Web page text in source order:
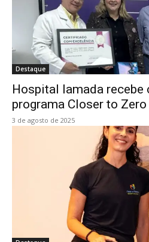
Destaque
Hospital Iamada
programa Closer to Zero
3 de agosto de 2025